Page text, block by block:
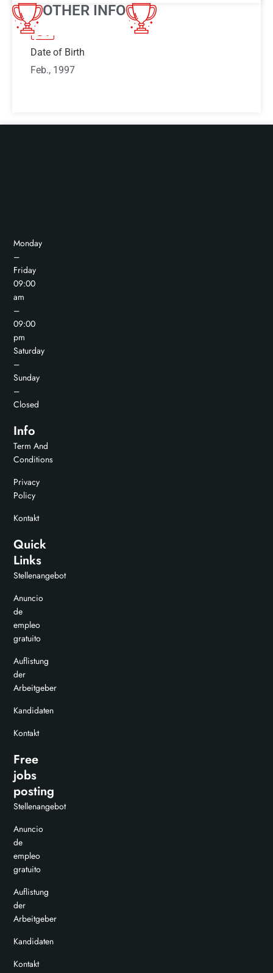
OTHER INFO
Date of Birth
Feb., 1997
Monday
–
Friday
09:00
am
–
09:00
pm
Saturday
–
Sunday
–
Closed
Info
Term And
Conditions
Privacy
Policy
Kontakt
Quick
Links
Stellenangebot
Anuncio
de
empleo
gratuito
Auflistung
der
Arbeitgeber
Kandidaten
Kontakt
Free
jobs
posting
Stellenangebot
Anuncio
de
empleo
gratuito
Auflistung
der
Arbeitgeber
Kandidaten
Kontakt